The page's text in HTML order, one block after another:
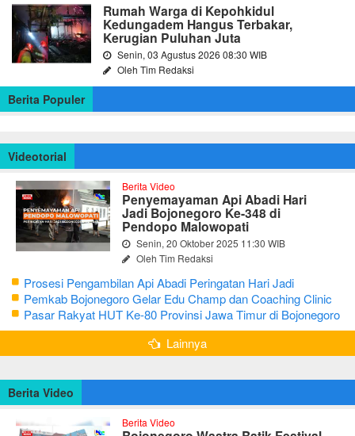
Rumah Warga di Kepohkidul
Kedungadem Hangus Terbakar,
Kerugian Puluhan Juta
Senin, 03 Agustus 2026 08:30 WIB
Oleh Tim Redaksi
Berita Populer
Videotorial
Berita Video
Penyemayaman Api Abadi Hari
Jadi Bojonegoro Ke-348 di
Pendopo Malowopati
Senin, 20 Oktober 2025 11:30 WIB
Oleh Tim Redaksi
Prosesi Pengambilan Api Abadi Peringatan Hari Jadi
Bojonegoro Ke-348
Pemkab Bojonegoro Gelar Edu Champ dan Coaching Clinic
Seni Reog dan Jaranan
Pasar Rakyat HUT Ke-80 Provinsi Jawa Timur di Bojonegoro
Lainnya
Berita Video
Berita Video